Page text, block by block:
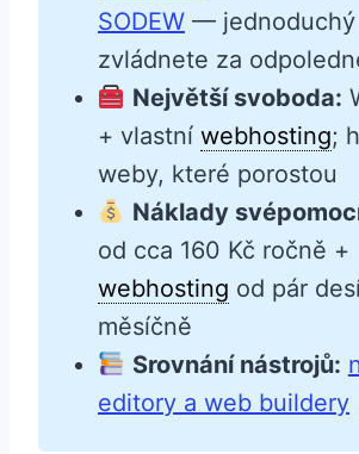
SODEW —
zvládnete za
Největší svoboda:
+ vlastní webhosting;
weby, které porostou
Náklady
od cca 160 Kč ročně +
webhosting od pár
měsíčně
Srovnání nástrojů:
editory a web buildery